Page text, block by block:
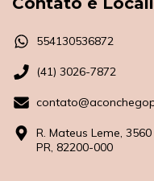
554130536872
(41) 3026-7872
R. Mateus Leme,
PR, 82200-000